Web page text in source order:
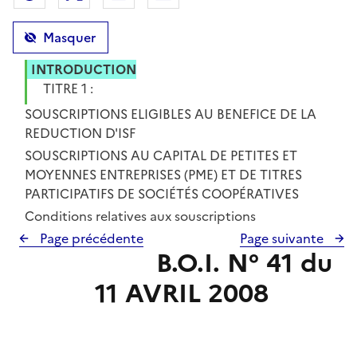
Masquer
INTRODUCTION
TITRE 1 :
SOUSCRIPTIONS ELIGIBLES AU BENEFICE DE LA
REDUCTION D'ISF
CHAPITRE 1 :
SOUSCRIPTIONS AU CAPITAL DE PETITES ET
MOYENNES ENTREPRISES (PME) ET DE TITRES
PARTICIPATIFS DE SOCIÉTÉS COOPÉRATIVES
Section 1 :
Conditions relatives aux souscriptions
Page précédente
Page suivante
B.O.I. N° 41 du
11 AVRIL 2008